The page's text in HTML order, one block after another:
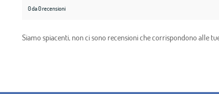
0 da 0 recensioni
Siamo spiacenti, non ci sono recensioni che corrispondono alle